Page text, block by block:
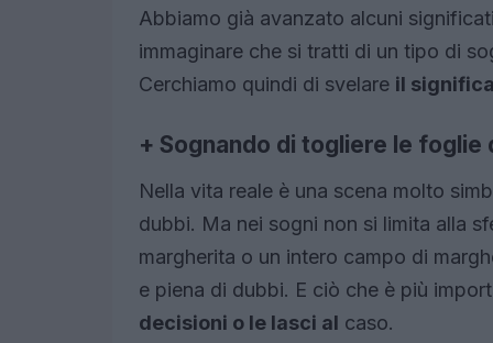
Abbiamo già avanzato alcuni
immaginare che si tratti di un tipo di
Cerchiamo quindi di svelare il
+ Sognando di togliere le foglie
Nella vita reale è una scena molto
dubbi. Ma nei sogni non si limita alla
margherita o un intero campo di
e piena di dubbi. E ciò che è più
decisioni o le lasci al caso.